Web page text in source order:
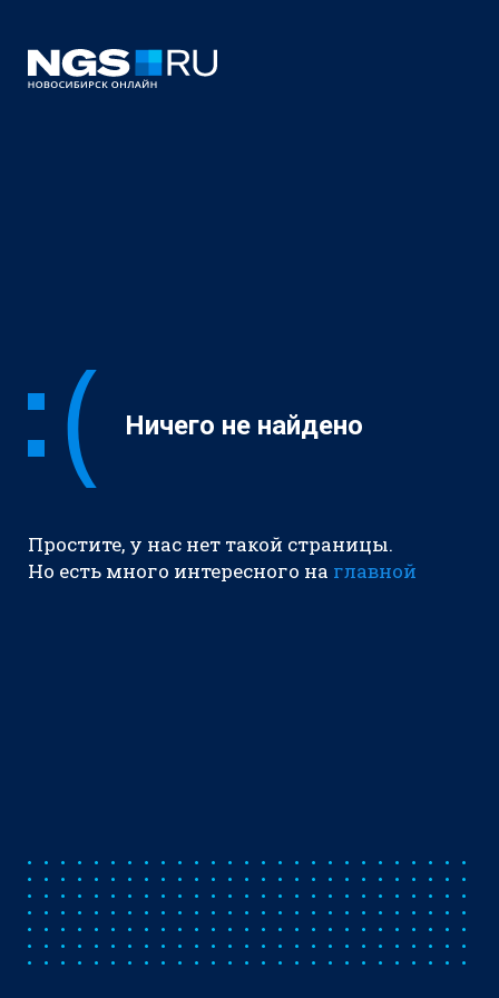
Ничего не найдено
Простите, у нас нет такой страницы.
Но есть много интересного на главной